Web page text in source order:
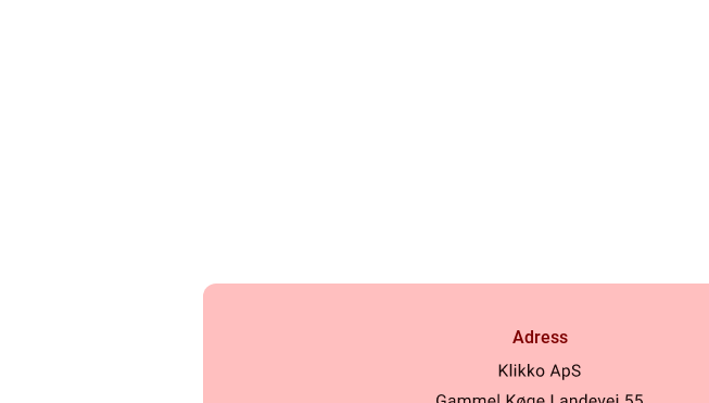
Adress